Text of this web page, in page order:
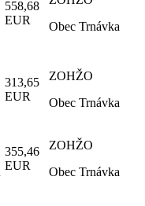
558,68
EUR
Obec Trnávka
313,65
EUR
ZOHŽO
Obec Trnávka
355,46
EUR
ZOHŽO
Obec Trnávka